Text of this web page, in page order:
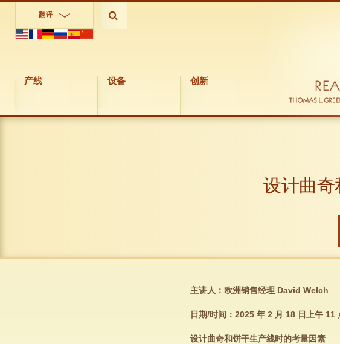
翻译
产线 设备 创新
设计曲奇
主讲人：欧洲销售经理 David Welch
日期/时间：2025 年 2 月 18 日上午 11
设计曲奇和饼干生产线时的考量因素